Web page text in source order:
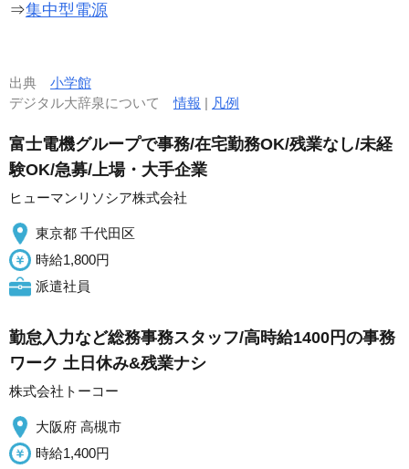
⇒集中型電源
出典 小学館
デジタル大辞泉について情報 | 凡例
富士電機グループで事務/在宅勤務OK/残業なし/未経
験OK/急募/上場・大手企業
ヒューマンリソシア株式会社
東京都 千代田区
時給1,800円
派遣社員
勤怠入力など総務事務スタッフ/高時給1400円の事務
ワーク 土日休み&残業ナシ
株式会社トーコー
大阪府 高槻市
時給1,400円